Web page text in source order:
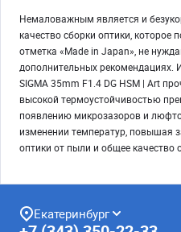
Немаловажным является и
качество сборки оптики, которое
отметка «Made in Japan», не
дополнительных рекомендациях.
SIGMA 35mm F1.4 DG HSM | Art
высокой термоустойчивостью
появлению микрозазоров и
изменении температур, повышая
оптики от пыли и общее качество
Екатеринбург